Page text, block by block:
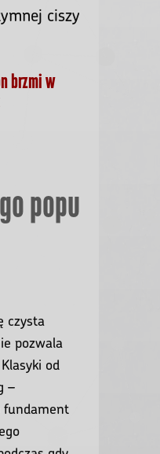
ciszy
brzmi w
popu
czysta
pozwala
od
–
fundament